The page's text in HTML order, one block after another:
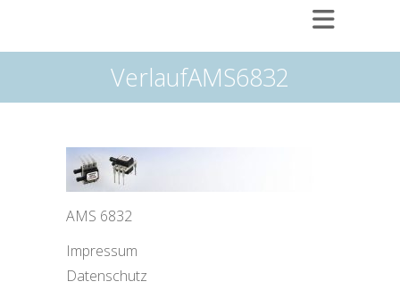
VerlaufAMS6832
AMS 6832
Impressum
Datenschutz